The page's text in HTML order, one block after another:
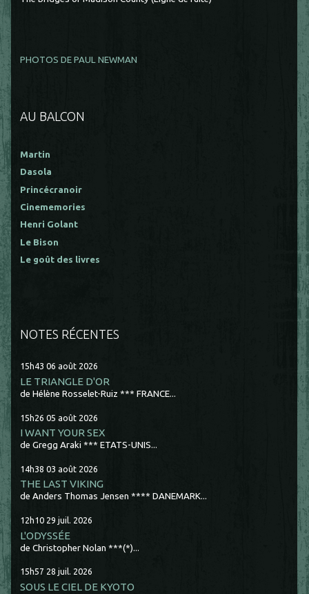
PHOTOS DE PAUL NEWMAN
AU BALCON
Martin
Dasola
Princécranoir
Cinememories
Henri Golant
Le Bison
Le goût des livres
NOTES RÉCENTES
15h43 06 août 2026
LE TRIANGLE D'OR
de Hélène Rosselet-Ruiz *** FRANCE...
15h26 05 août 2026
I WANT YOUR SEX
de Gregg Araki *** ETATS-UNIS...
14h38 03 août 2026
THE LAST VIKING
de Anders Thomas Jensen **** DANEMARK...
12h10 29 juil. 2026
L'ODYSSÉE
de Christopher Nolan ***(*)...
15h57 28 juil. 2026
SOUS LE CIEL DE KYOTO